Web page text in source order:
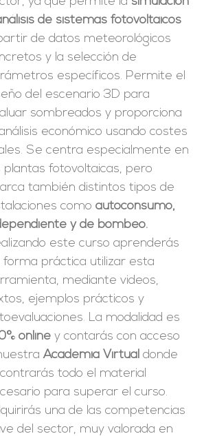
de sistemas fotovoltaicos
de datos meteorológicos
y la selección de
específicos. Permite el
del escenario 3D para
sombreados y proporciona
económico usando costes
Se centra especialmente en
plantas fotovoltaicas, pero
también distintos tipos de
comoautoconsumo,
y de bombeo.
este curso aprenderás
forma práctica utilizar esta
mediante videos,
ejemplos prácticos y
La modalidad es
online y contarás con acceso
Academia Virtual donde
todo el material
para superar el curso.
una de las competencias
del sector, muy valorada en